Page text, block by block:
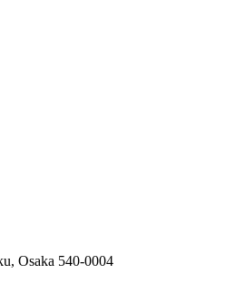
Osaka 540-0004